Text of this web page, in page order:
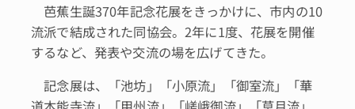
芭蕉生誕370年記念花展をきっかけに、市内の10
流派で結成された同協会。2年に1度、花展を開催
するなど、発表や交流の場を広げてきた。
記念展は、「池坊」「小原流」「御室流」「華